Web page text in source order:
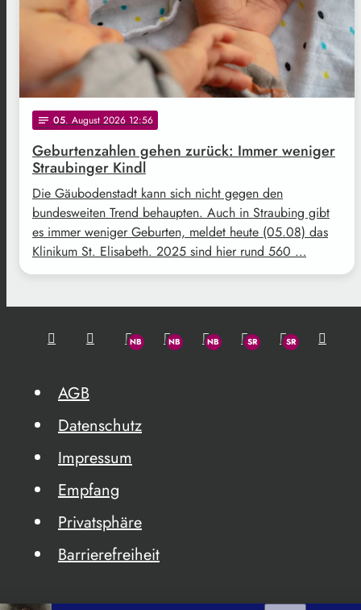
notes 05. August 2026 12:56
Geburtenzahlen gehen zurück: Immer weniger
Straubinger Kindl
Die Gäubodenstadt kann sich nicht gegen den
bundesweiten Trend behaupten. Auch in Straubing gibt
es immer weniger Geburten, meldet heute (05.08) das
Klinikum St. Elisabeth. 2025 sind hier rund 560 …
AGB
Datenschutz
Impressum
Empfang
Privatsphäre
Barrierefreiheit